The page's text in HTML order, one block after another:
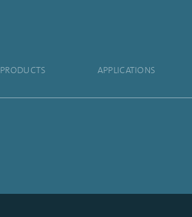
PRODUCTS APPLICATIONS